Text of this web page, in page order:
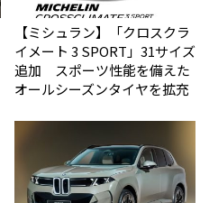
【ミシュラン】「クロスクラ
イメート 3 SPORT」31サイズ
追加 スポーツ性能を備えた
オールシーズンタイヤを拡充